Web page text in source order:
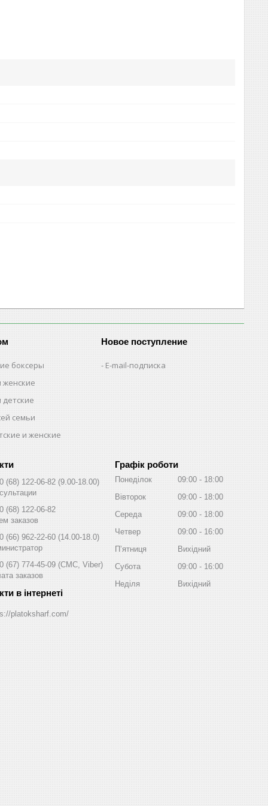
боксеры
женские
семьи
и женские
Новое поступление
E-mail-подписка
(68) 122-06-82 9.00-18.00
(68) 122-06-82
заказов
(66) 962-22-60
14.00-18.0
(67) 774-45-09 СМС, Viber
заказов
platoksharf.com/
Графік роботи
Понеділок 09:00
18:00
Вівторок
09:00
18:00
Середа
09:00
18:00
Четвер
09:00
16:00
Пʼятниця
Вихідний
Субота
09:00
16:00
Неділя
Вихідний